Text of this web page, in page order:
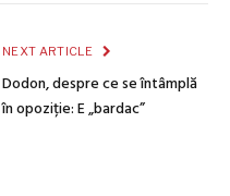
NEXT ARTICLE
Dodon, despre ce se întâmplă
în opoziție: E „bardac”